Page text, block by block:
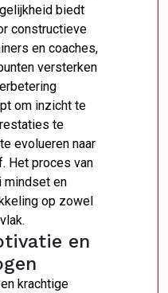
biedt
constructieve
en coaches,
versterken
om inzicht te
te
evolueren naar
Het proces van
mindset en
op zowel
en
krachtige